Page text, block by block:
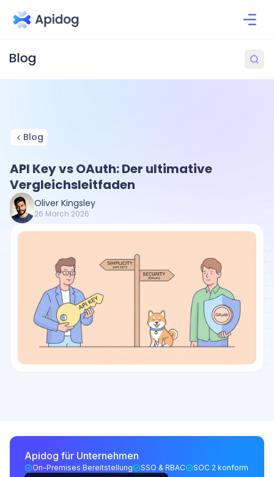
Blog
API Key vs OAuth: Der ultimative
Vergleichsleitfaden
Oliver Kingsley
26 March 2026
Apidog für Unternehmen
On-Premises Bereitstellung SSO & RBAC SOC 2 konform